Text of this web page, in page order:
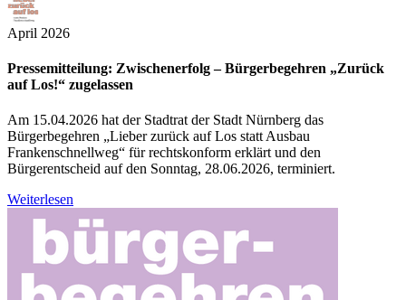
April 2026
Pressemitteilung: Zwischenerfolg – Bürgerbegehren „Zurück
auf Los!“ zugelassen
Am 15.04.2026 hat der Stadtrat der Stadt Nürnberg das
Bürgerbegehren „Lieber zurück auf Los statt Ausbau
Frankenschnellweg“ für rechtskonform erklärt und den
Bürgerentscheid auf den Sonntag, 28.06.2026, terminiert.
Weiterlesen